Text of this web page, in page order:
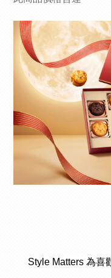
Style Matters 為喜